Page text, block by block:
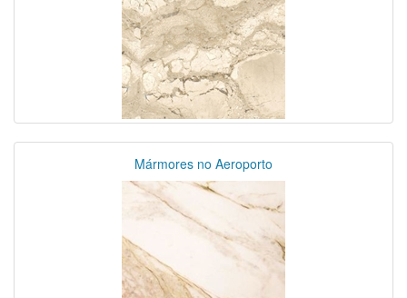
Mármores no Aeroporto